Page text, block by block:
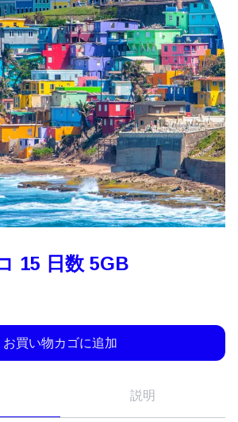
15 日数 5GB
お買い物カゴに追加
説明